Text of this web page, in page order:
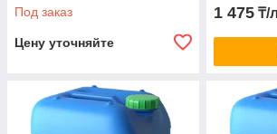
Под заказ
Цену уточняйте
1 475 ₸/л